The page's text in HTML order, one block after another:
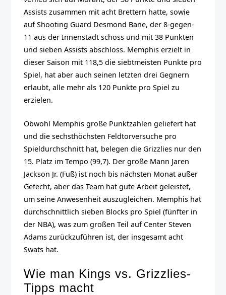
Assists zusammen mit acht Brettern hatte, sowie
auf Shooting Guard Desmond Bane, der 8-gegen-
11 aus der Innenstadt schoss und mit 38 Punkten
und sieben Assists abschloss. Memphis erzielt in
dieser Saison mit 118,5 die siebtmeisten Punkte pro
Spiel, hat aber auch seinen letzten drei Gegnern
erlaubt, alle mehr als 120 Punkte pro Spiel zu
erzielen.
Obwohl Memphis große Punktzahlen geliefert hat
und die sechsthöchsten Feldtorversuche pro
Spieldurchschnitt hat, belegen die Grizzlies nur den
15. Platz im Tempo (99,7). Der große Mann Jaren
Jackson Jr. (Fuß) ist noch bis nächsten Monat außer
Gefecht, aber das Team hat gute Arbeit geleistet,
um seine Anwesenheit auszugleichen. Memphis hat
durchschnittlich sieben Blocks pro Spiel (fünfter in
der NBA), was zum großen Teil auf Center Steven
Adams zurückzuführen ist, der insgesamt acht
Swats hat.
Wie man Kings vs. Grizzlies-
Tipps macht